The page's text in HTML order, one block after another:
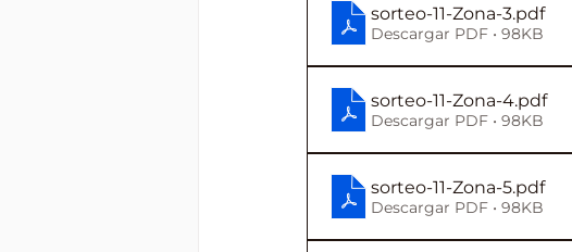
sorteo-11-Zona-3.pdf
Descargar PDF • 98KB
sorteo-11-Zona-4.pdf
Descargar PDF • 98KB
sorteo-11-Zona-5.pdf
Descargar PDF • 98KB